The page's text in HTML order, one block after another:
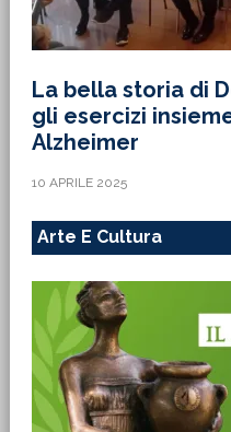
La bella storia di
gli esercizi
Alzheimer
10 APRILE 2025
Arte E Cultura